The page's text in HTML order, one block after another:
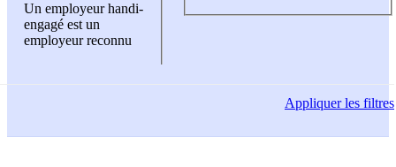
Un employeur handi-
engagé est un
employeur reconnu
Appliquerles filtres